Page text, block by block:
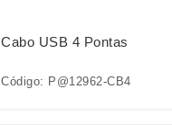
Cabo USB 4 Pontas
Código: P@12962-CB4